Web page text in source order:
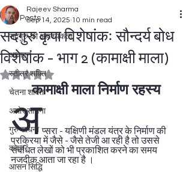
All Posts
सदगुरु की आवश्यकता
आवाहन
स्तोत्र शक्ति
चेतना शक्ति
अघोर साधना
गुरु साधना
कवच
आसन सिद्धि
सदगुरु कृपा विशेषांकः सौन्दर्य बोध
विशेषांक - भाग ‌‌‌2 (कामाक्षी माला)
Rajeev Sharma
Sep 14, 2025 10 min read
Rated NaN out of 5 stars.
कामाक्षी माला निर्माण रहस्य
अप्सरा - यक्षिणी मंडल यंत्र के निर्माण की
प्रक्रिया में जैसे - जैसे तेजी आ रही है तो उससे
संबंधित लेखों को भी प्रकाशित करने का समय
नजदीक आता जा रहा है ।